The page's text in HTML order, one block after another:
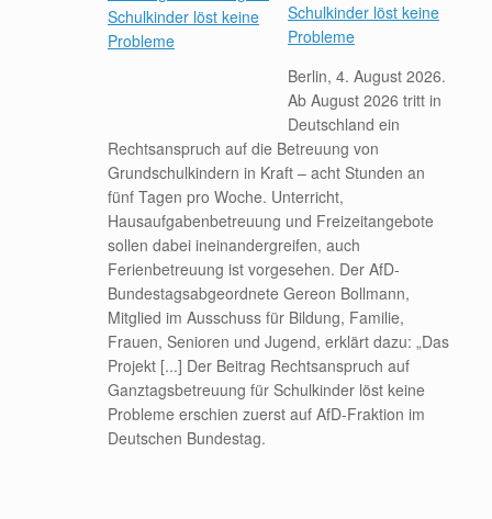
Schulkinder löst keine
Probleme
Berlin, 4. August 2026.
Ab August 2026 tritt in
Deutschland ein
Rechtsanspruch auf die Betreuung von
Grundschulkindern in Kraft – acht Stunden an
fünf Tagen pro Woche. Unterricht,
Hausaufgabenbetreuung und Freizeitangebote
sollen dabei ineinandergreifen, auch
Ferienbetreuung ist vorgesehen. Der AfD-
Bundestagsabgeordnete Gereon Bollmann,
Mitglied im Ausschuss für Bildung, Familie,
Frauen, Senioren und Jugend, erklärt dazu: „Das
Projekt [...] Der Beitrag Rechtsanspruch auf
Ganztagsbetreuung für Schulkinder löst keine
Probleme erschien zuerst auf AfD-Fraktion im
Deutschen Bundestag.